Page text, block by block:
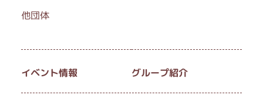
他団体
イベント情報 グループ紹介